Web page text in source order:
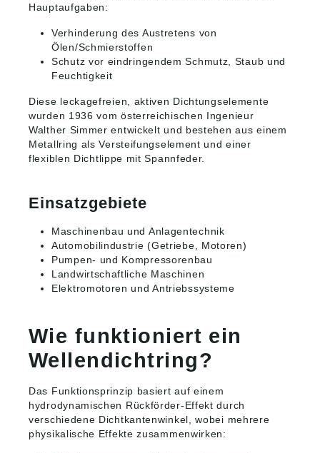
Hauptaufgaben:
Verhinderung des Austretens von
Ölen/Schmierstoffen
Schutz vor eindringendem Schmutz, Staub und
Feuchtigkeit
Diese leckagefreien, aktiven Dichtungselemente
wurden 1936 vom österreichischen Ingenieur
Walther Simmer entwickelt und bestehen aus einem
Metallring als Versteifungselement und einer
flexiblen Dichtlippe mit Spannfeder.
Einsatzgebiete
Maschinenbau und Anlagentechnik
Automobilindustrie (Getriebe, Motoren)
Pumpen- und Kompressorenbau
Landwirtschaftliche Maschinen
Elektromotoren und Antriebssysteme
Wie funktioniert ein
Wellendichtring?
Das Funktionsprinzip basiert auf einem
hydrodynamischen Rückförder-Effekt durch
verschiedene Dichtkantenwinkel, wobei mehrere
physikalische Effekte zusammenwirken: